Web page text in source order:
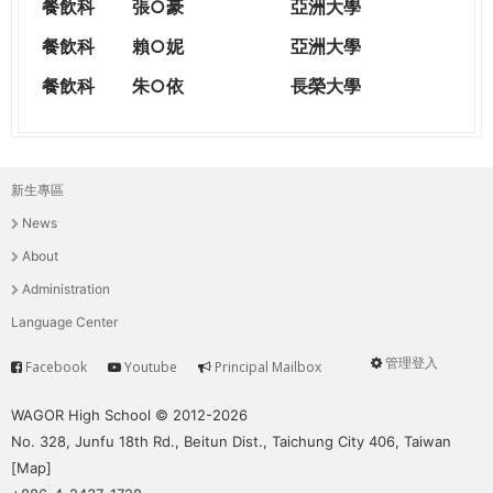
餐飲科 張○豪
亞洲大學
餐飲科
賴○妮
亞洲大學
餐飲科
朱○依 長榮大學
主
選
單
新生專區
News
About
Administration
Language Center
User
管理登入
Service
Facebook Youtube Principal Mailbox
WAGOR High School © 2012-2026
No. 328, Junfu 18th Rd., Beitun Dist., Taichung City 406, Taiwan
[Map]